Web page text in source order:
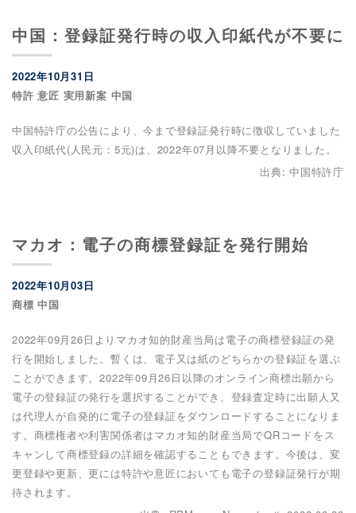
中国：登録証発行時の収入印紙代が不要に
2022年10月31日
特許 意匠 実用新案 中国
中国特許庁の公告により、今まで登録証発行時に徴収していました
収入印紙代(人民元：5元)は、2022年07月以降不要となりました。
出典: 中国特許庁
マカオ：電子の商標登録証を発行開始
2022年10月03日
商標 中国
2022年09月26日よりマカオ知的財産当局は電子の商標登録証の発
行を開始しました。暫くは、電子又は紙のどちらかの登録証を選ぶ
ことができます。2022年09月26日以降のオンライン商標出願から
電子の登録証の発行を選択することができ、登録査定時に出願人又
は代理人が自発的に電子の登録証をダウンロードすることになりま
す。商標権者や利害関係者はマカオ知的財産当局でQRコードをス
キャンして商標登録の詳細を確認することもできます。今後は、変
更登録や更新、更には特許や意匠においても電子の登録証発行が期
待されます。